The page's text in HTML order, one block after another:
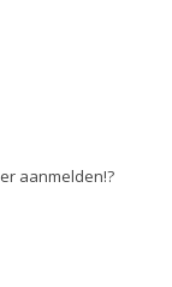
aanmelden!?